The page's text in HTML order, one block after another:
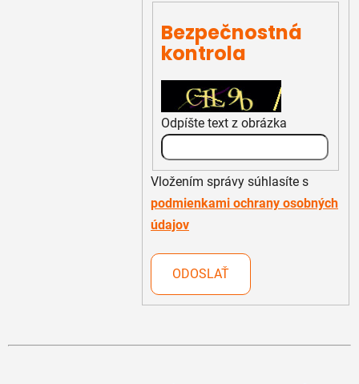
Bezpečnostná
kontrola
Odpíšte text z obrázka
Vložením správy súhlasíte s
podmienkami ochrany osobných
údajov
ODOSLAŤ